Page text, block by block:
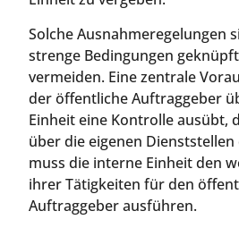
Solche Ausnahmeregelungen
strenge Bedingungen
vermeiden. Eine zentrale
der öffentliche Auftraggeber
Einheit eine Kontrolle ausübt,
über die eigenen
muss die interne Einheit den
ihrer Tätigkeiten für den
Auftraggeber ausführen.